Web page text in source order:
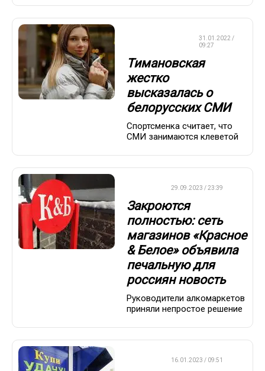
31.01.2022 /
09:27
Тимановская
жестко
высказалась о
белорусских СМИ
Спортсменка считает, что
СМИ занимаются клеветой
29.09.2023 / 23:39
Закроются
полностью: сеть
магазинов «Красное
& Белое» объявила
печальную для
россиян новость
Руководители алкомаркетов
приняли непростое решение
16.01.2023 / 09:51